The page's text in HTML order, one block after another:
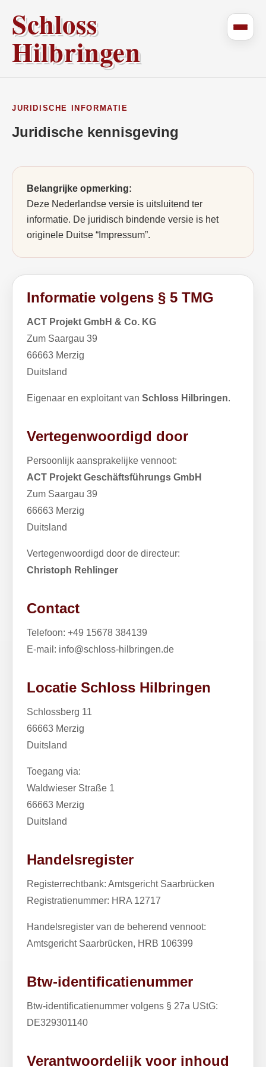
Schloss
Hilbringen
JURIDISCHE INFORMATIE
Juridische kennisgeving
Belangrijke opmerking:
Deze Nederlandse versie is uitsluitend ter
informatie. De juridisch bindende versie is het
originele Duitse “Impressum”.
Informatie volgens § 5 TMG
ACT Projekt GmbH & Co. KG
Zum Saargau 39
66663 Merzig
Duitsland
Eigenaar en exploitant van Schloss Hilbringen.
Vertegenwoordigd door
Persoonlijk aansprakelijke vennoot:
ACT Projekt Geschäftsführungs GmbH
Zum Saargau 39
66663 Merzig
Duitsland
Vertegenwoordigd door de directeur:
Christoph Rehlinger
Contact
Telefoon: +49 15678 384139
E-mail: info@schloss-hilbringen.de
Locatie Schloss Hilbringen
Schlossberg 11
66663 Merzig
Duitsland
Toegang via:
Waldwieser Straße 1
66663 Merzig
Duitsland
Handelsregister
Registerrechtbank: Amtsgericht Saarbrücken
Registratienummer: HRA 12717
Handelsregister van de beherend vennoot:
Amtsgericht Saarbrücken, HRB 106399
Btw-identificatienummer
Btw-identificatienummer volgens § 27a UStG:
DE329301140
Verantwoordelijk voor inhoud